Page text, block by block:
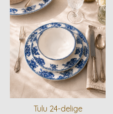
Tulu 24-delige